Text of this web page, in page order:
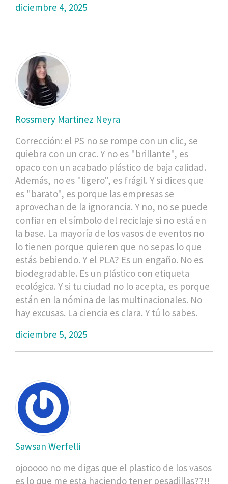
diciembre 4, 2025
Rossmery Martinez Neyra
Corrección: el PS no se rompe con un clic, se
quiebra con un crac. Y no es "brillante", es
opaco con un acabado plástico de baja calidad.
Además, no es "ligero", es frágil. Y si dices que
es "barato", es porque las empresas se
aprovechan de la ignorancia. Y no, no se puede
confiar en el símbolo del reciclaje si no está en
la base. La mayoría de los vasos de eventos no
lo tienen porque quieren que no sepas lo que
estás bebiendo. Y el PLA? Es un engaño. No es
biodegradable. Es un plástico con etiqueta
ecológica. Y si tu ciudad no lo acepta, es porque
están en la nómina de las multinacionales. No
hay excusas. La ciencia es clara. Y tú lo sabes.
diciembre 5, 2025
Sawsan Werfelli
ojooooo no me digas que el plastico de los vasos
es lo que me esta haciendo tener pesadillas??!!